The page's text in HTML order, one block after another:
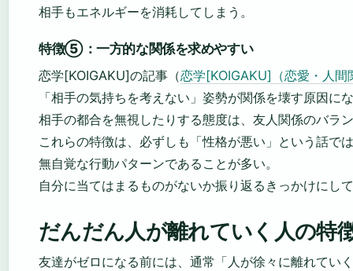
相手もエネルギーを消耗してしまう。
特徴⑤：一方的な関係を求めやすい
恋学[KOIGAKU]の記事（恋学[KOIGAKU]（恋愛・人間
「相手の気持ちを考えない」姿勢が関係を壊す原因
相手の都合を無視したりする態度は、友人関係のバラ
これらの特徴は、必ずしも「性格が悪い」という話で
無自覚な行動パターンであることが多い。
自分に当てはまるものがないか振り返るきっかけにし
だんだん人が離れていく人の特
友達がゼロになる前には、通常「人が徐々に離れてい